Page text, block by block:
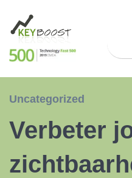
Uncategorized
Verbeter